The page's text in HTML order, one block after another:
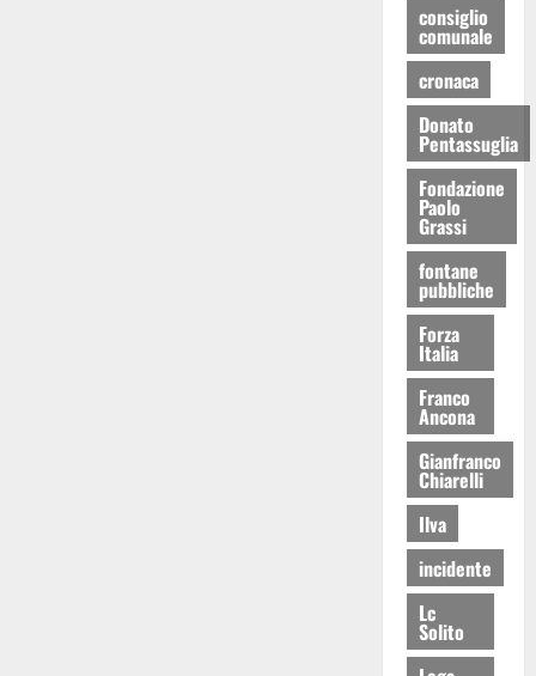
consiglio
comunale
cronaca
Donato
Pentassuglia
Fondazione
Paolo
Grassi
fontane
pubbliche
Forza
Italia
Franco
Ancona
Gianfranco
Chiarelli
Ilva
incidente
Lc
Solito